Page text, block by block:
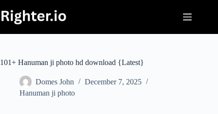
to
content
101+ Hanuman ji photo hd download {Latest}
Domes John
December 7, 2025
Hanuman ji photo